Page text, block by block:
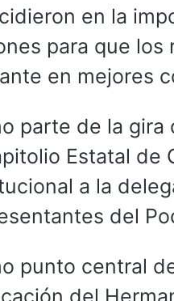
en la
para que
en mejores
parte de la
Estatal de
a la
del
punto central